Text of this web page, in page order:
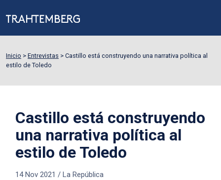
Inicio > Entrevistas > Castillo está construyendo una narrativa política al
estilo de Toledo
Castillo está construyendo
una narrativa política al
estilo de Toledo
14 Nov 2021 / La República